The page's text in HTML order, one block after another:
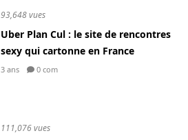
93,648 vues
Uber Plan Cul : le site de rencontres
sexy qui cartonne en France
3 ans 0 com
111,076 vues